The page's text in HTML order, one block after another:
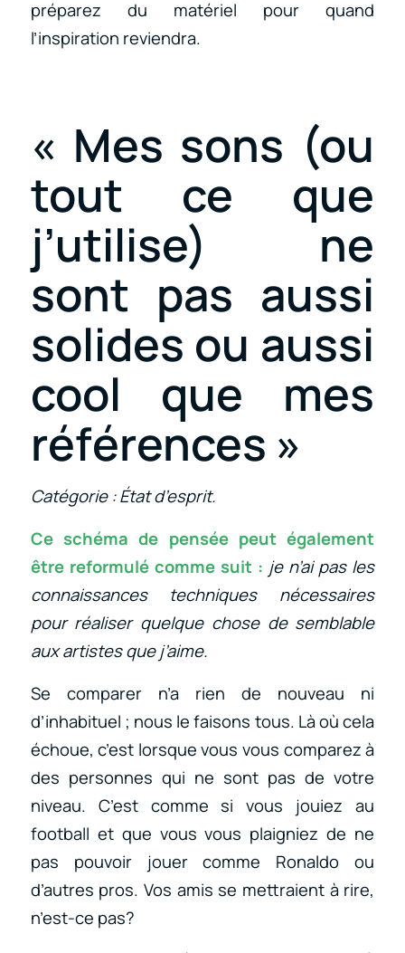
préparez du matériel pour quand
l’inspiration reviendra.
« Mes sons (ou
tout ce que
j’utilise) ne
sont pas aussi
solides ou aussi
cool que mes
références »
Catégorie : État d’esprit.
Ce schéma de pensée peut également
être reformulé comme suit : je n’ai pas les
connaissances techniques nécessaires
pour réaliser quelque chose de semblable
aux artistes que j’aime.
Se comparer n’a rien de nouveau ni
d’inhabituel ; nous le faisons tous. Là où cela
échoue, c’est lorsque vous vous comparez à
des personnes qui ne sont pas de votre
niveau. C’est comme si vous jouiez au
football et que vous vous plaigniez de ne
pas pouvoir jouer comme Ronaldo ou
d’autres pros. Vos amis se mettraient à rire,
n’est-ce pas?